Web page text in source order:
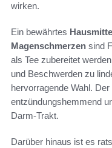
wirken.
Ein bewährtes
Magenschmerzen sind
als Tee zubereitet
und Beschwerden zu
hervorragende Wahl.
entzündungshemmend
Darm-Trakt.
Darüber hinaus ist es